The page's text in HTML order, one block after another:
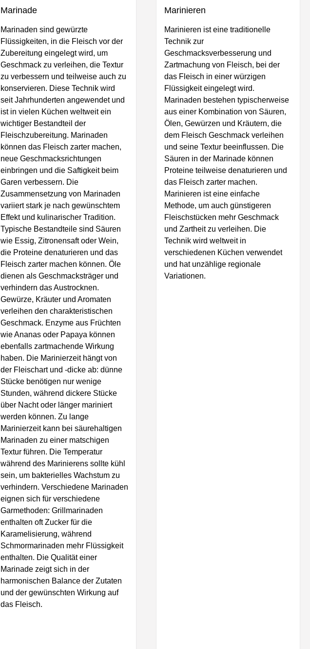
Marinade
Marinaden sind gewürzte
Flüssigkeiten, in die Fleisch vor der
Zubereitung eingelegt wird, um
Geschmack zu verleihen, die Textur
zu verbessern und teilweise auch zu
konservieren. Diese Technik wird
seit Jahrhunderten angewendet und
ist in vielen Küchen weltweit ein
wichtiger Bestandteil der
Fleischzubereitung. Marinaden
können das Fleisch zarter machen,
neue Geschmacksrichtungen
einbringen und die Saftigkeit beim
Garen verbessern. Die
Zusammensetzung von Marinaden
variiert stark je nach gewünschtem
Effekt und kulinarischer Tradition.
Typische Bestandteile sind Säuren
wie Essig, Zitronensaft oder Wein,
die Proteine denaturieren und das
Fleisch zarter machen können. Öle
dienen als Geschmacksträger und
verhindern das Austrocknen.
Gewürze, Kräuter und Aromaten
verleihen den charakteristischen
Geschmack. Enzyme aus Früchten
wie Ananas oder Papaya können
ebenfalls zartmachende Wirkung
haben. Die Marinierzeit hängt von
der Fleischart und -dicke ab: dünne
Stücke benötigen nur wenige
Stunden, während dickere Stücke
über Nacht oder länger mariniert
werden können. Zu lange
Marinierzeit kann bei säurehaltigen
Marinaden zu einer matschigen
Textur führen. Die Temperatur
während des Marinierens sollte kühl
sein, um bakterielles Wachstum zu
verhindern. Verschiedene Marinaden
eignen sich für verschiedene
Garmethoden: Grillmarinaden
enthalten oft Zucker für die
Karamelisierung, während
Schmormarinaden mehr Flüssigkeit
enthalten. Die Qualität einer
Marinade zeigt sich in der
harmonischen Balance der Zutaten
und der gewünschten Wirkung auf
das Fleisch.
Marinieren
Marinieren ist eine traditionelle
Technik zur
Geschmacksverbesserung und
Zartmachung von Fleisch, bei der
das Fleisch in einer würzigen
Flüssigkeit eingelegt wird.
Marinaden bestehen typischerweise
aus einer Kombination von Säuren,
Ölen, Gewürzen und Kräutern, die
dem Fleisch Geschmack verleihen
und seine Textur beeinflussen. Die
Säuren in der Marinade können
Proteine teilweise denaturieren und
das Fleisch zarter machen.
Marinieren ist eine einfache
Methode, um auch günstigeren
Fleischstücken mehr Geschmack
und Zartheit zu verleihen. Die
Technik wird weltweit in
verschiedenen Küchen verwendet
und hat unzählige regionale
Variationen.